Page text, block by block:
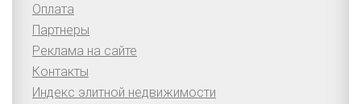
Оплата
Партнеры
Реклама на сайте
Контакты
Индекс элитной недвижимости